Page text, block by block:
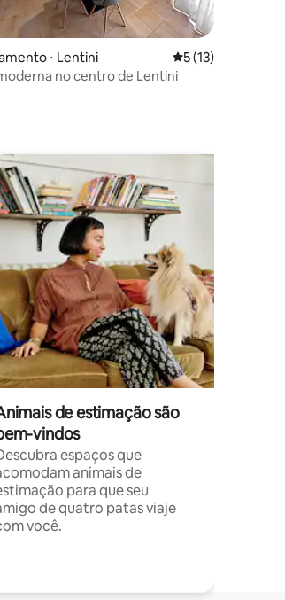
média de 5, 65 avaliações
⋅ Lentini 5 de uma
5 (13)
no centro de Lentini
de estimação são
vindos
espaços que
animais de
para que seu
de quatro patas viaje
você.